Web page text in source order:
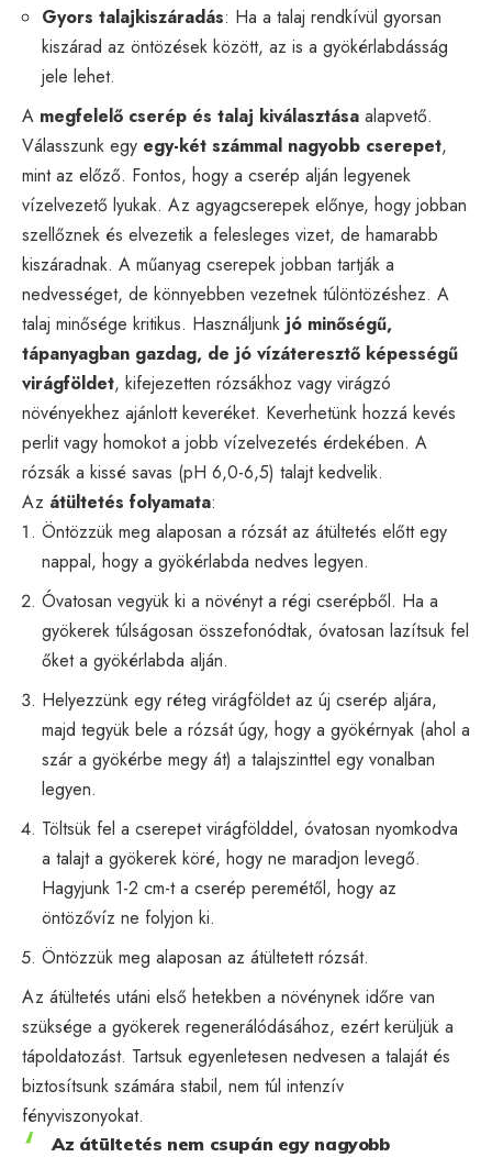
Gyors talajkiszáradás: Ha a talaj rendkívül gyorsan
kiszárad az öntözések között, az is a gyökérlabdásság
jele lehet.
A megfelelő cserép és talaj kiválasztása alapvető.
Válasszunk egy egy-két számmal nagyobb cserepet,
mint az előző. Fontos, hogy a cserép alján legyenek
vízelvezető lyukak. Az agyagcserepek előnye, hogy jobban
szellőznek és elvezetik a felesleges vizet, de hamarabb
kiszáradnak. A műanyag cserepek jobban tartják a
nedvességet, de könnyebben vezetnek túlöntözéshez. A
talaj minősége kritikus. Használjunk jó minőségű,
tápanyagban gazdag, de jó vízáteresztő képességű
virágföldet, kifejezetten rózsákhoz vagy virágzó
növényekhez ajánlott keveréket. Keverhetünk hozzá kevés
perlit vagy homokot a jobb vízelvezetés érdekében. A
rózsák a kissé savas (pH 6,0-6,5) talajt kedvelik.
Az átültetés folyamata:
Öntözzük meg alaposan a rózsát az átültetés előtt egy
nappal, hogy a gyökérlabda nedves legyen.
Óvatosan vegyük ki a növényt a régi cserépből. Ha a
gyökerek túlságosan összefonódtak, óvatosan lazítsuk fel
őket a gyökérlabda alján.
Helyezzünk egy réteg virágföldet az új cserép aljára,
majd tegyük bele a rózsát úgy, hogy a gyökérnyak (ahol a
szár a gyökérbe megy át) a talajszinttel egy vonalban
legyen.
Töltsük fel a cserepet virágfölddel, óvatosan nyomkodva
a talajt a gyökerek köré, hogy ne maradjon levegő.
Hagyjunk 1-2 cm-t a cserép peremétől, hogy az
öntözővíz ne folyjon ki.
Öntözzük meg alaposan az átültetett rózsát.
Az átültetés utáni első hetekben a növénynek időre van
szüksége a gyökerek regenerálódásához, ezért kerüljük a
tápoldatozást. Tartsuk egyenletesen nedvesen a talaját és
biztosítsunk számára stabil, nem túl intenzív
fényviszonyokat.
Az átültetés nem csupán egy nagyobb